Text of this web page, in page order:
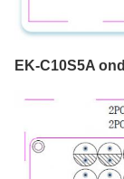
EK-C10S5A